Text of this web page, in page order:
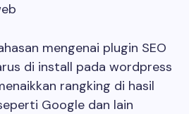
mengenai plugin SEO
di install pada wordpress
rangking di hasil
Google dan lain